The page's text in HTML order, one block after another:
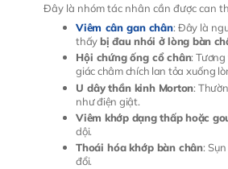
Đây là nhóm tác nhân cần được can
Viêm cân gan chân: Đây là
thấybị đau nhói ở lòng bàn
Hội chứng ống cổ chân:
giác châm chích lan tỏa xuống
U dây thần kinh Morton:
như điện giật.
Viêm khớp dạng thấp hoặc
dội.
Thoái hóa khớp bàn chân:
đổi.